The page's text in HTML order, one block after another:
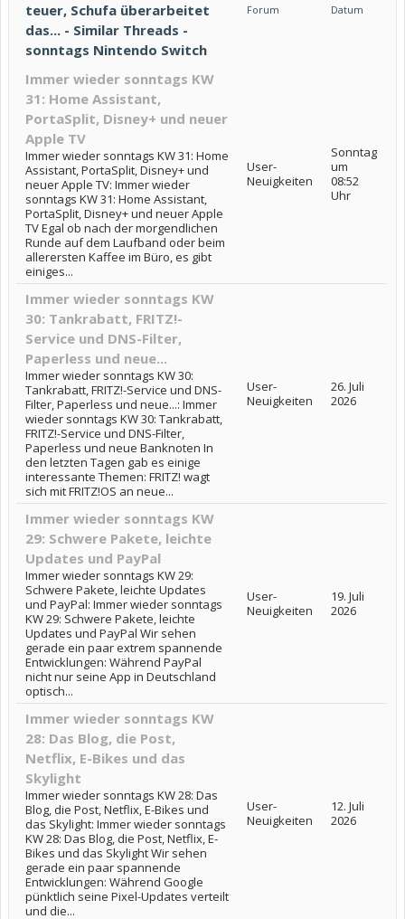
teuer, Schufa überarbeitet
das... - Similar Threads -
sonntags Nintendo Switch
Forum Datum
Immer wieder sonntags KW
31: Home Assistant,
PortaSplit, Disney+ und neuer
Apple TV
Immer wieder sonntags KW 31: Home
Assistant, PortaSplit, Disney+ und
neuer Apple TV: Immer wieder
sonntags KW 31: Home Assistant,
PortaSplit, Disney+ und neuer Apple
TV Egal ob nach der morgendlichen
Runde auf dem Laufband oder beim
allerersten Kaffee im Büro, es gibt
einiges...
User-
Neuigkeiten
Sonntag
um
08:52
Uhr
Immer wieder sonntags KW
30: Tankrabatt, FRITZ!-
Service und DNS-Filter,
Paperless und neue...
Immer wieder sonntags KW 30:
Tankrabatt, FRITZ!-Service und DNS-
Filter, Paperless und neue...: Immer
wieder sonntags KW 30: Tankrabatt,
FRITZ!-Service und DNS-Filter,
Paperless und neue Banknoten In
den letzten Tagen gab es einige
interessante Themen: FRITZ! wagt
sich mit FRITZ!OS an neue...
User-
Neuigkeiten
26. Juli
2026
Immer wieder sonntags KW
29: Schwere Pakete, leichte
Updates und PayPal
Immer wieder sonntags KW 29:
Schwere Pakete, leichte Updates
und PayPal: Immer wieder sonntags
KW 29: Schwere Pakete, leichte
Updates und PayPal Wir sehen
gerade ein paar extrem spannende
Entwicklungen: Während PayPal
nicht nur seine App in Deutschland
optisch...
User-
Neuigkeiten
19. Juli
2026
Immer wieder sonntags KW
28: Das Blog, die Post,
Netflix, E-Bikes und das
Skylight
Immer wieder sonntags KW 28: Das
Blog, die Post, Netflix, E-Bikes und
das Skylight: Immer wieder sonntags
KW 28: Das Blog, die Post, Netflix, E-
Bikes und das Skylight Wir sehen
gerade ein paar spannende
Entwicklungen: Während Google
pünktlich seine Pixel-Updates verteilt
und die...
User-
Neuigkeiten
12. Juli
2026